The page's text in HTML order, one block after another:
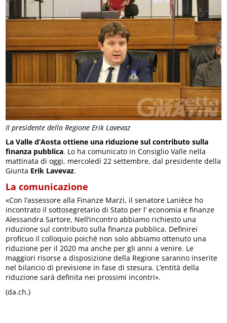
Il presidente della Regione Erik Lavevaz
La Valle d’Aosta ottiene una riduzione sul contributo sulla
finanza pubblica. Lo ha comunicato in Consiglio Valle nella
mattinata di oggi, mercoledì 22 settembre, dal presidente della
Giunta Erik Lavevaz.
La comunicazione
«Con l’assessore alla Finanze Marzi, il senatore Lanièce ho
incontrato il sottosegretario di Stato per l’ economia e finanze
Alessandra Sartore, Nell’incontro abbiamo richiesto una
riduzione sul contributo sulla finanza pubblica. Definirei
proficuo il colloquio poiché non solo abbiamo ottenuto una
riduzione per il 2020 ma anche per gli anni a venire. Le
maggiori risorse a disposizione della Regione saranno inserite
nel bilancio di previsione in fase di stesura. L’entità della
riduzione sarà definita nei prossimi incontri».
(da.ch.)